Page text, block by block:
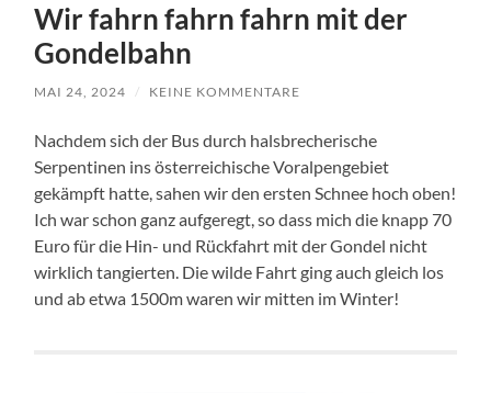
Wir fahrn fahrn fahrn mit der
Gondelbahn
MAI 24, 2024 / KEINE KOMMENTARE
Nachdem sich der Bus durch halsbrecherische
Serpentinen ins österreichische Voralpengebiet
gekämpft hatte, sahen wir den ersten Schnee hoch oben!
Ich war schon ganz aufgeregt, so dass mich die knapp 70
Euro für die Hin- und Rückfahrt mit der Gondel nicht
wirklich tangierten. Die wilde Fahrt ging auch gleich los
und ab etwa 1500m waren wir mitten im Winter!